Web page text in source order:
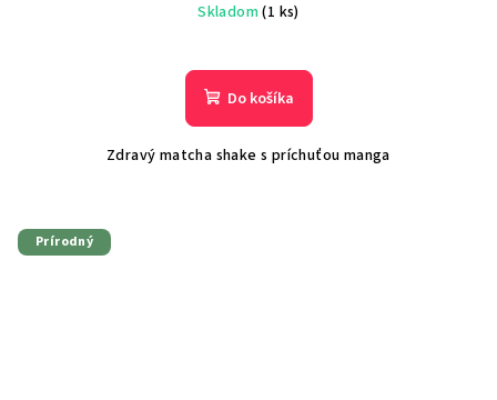
Skladom(1 ks)
Do košíka
Zdravý matcha shake s príchuťou manga
Prírodný